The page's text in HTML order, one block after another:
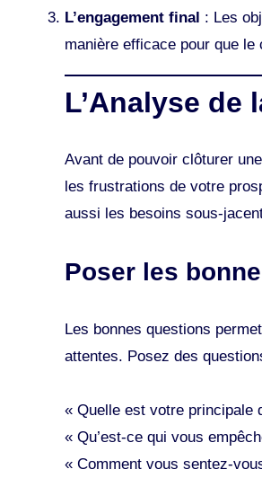
L’engagement final : Les
manière efficace pour que
L’Analyse de
Avant de pouvoir clôturer
les frustrations de votre
aussi les besoins sous-
Poser les
Les bonnes questions
attentes. Posez des
« Quelle est votre principale
« Qu’est-ce qui vous
« Comment vous sentez-